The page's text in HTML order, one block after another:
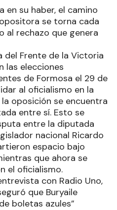
en su haber, el camino
se torna cada
al rechazo que genera
Frente de la Victoria
las elecciones
de Formosa el 29 de
al oficialismo en la
oposición se encuentra
entre sí. Esto se
entre la diputada
nacional Ricardo
espacio bajo
que ahora se
el oficialismo.
con Radio Uno,
que Buryaile
boletas azules”